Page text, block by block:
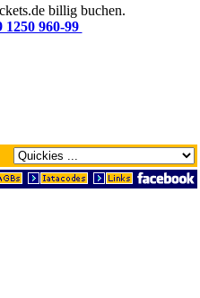
billig buchen.
1250 960-99